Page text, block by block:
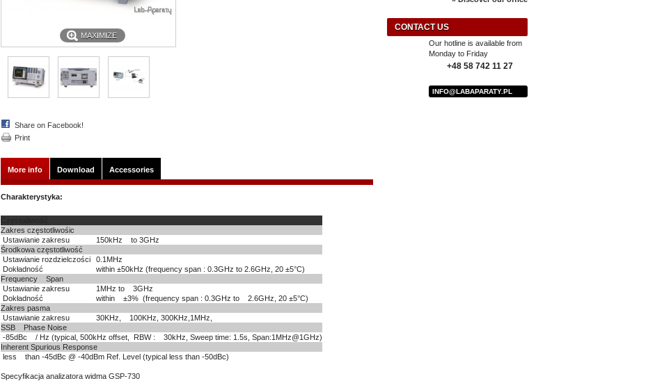
MAXIMIZE
Share on Facebook!
Print
More info Download Accessories
Charakterystyka:
Zakres częstotliwośic
Ustawianie zakresu
150kHz to 3GHz
Środkowa częstotliwość
Ustawianie rozdzielczości
0.1MHz
Dokładność
within ±50kHz (frequency span : 0.3GHz to 2.6GHz, 20 ±5°C)
Frequency Span
Ustawianie zakresu
1MHz to 3GHz
Dokładność
within ±3% (frequency span : 0.3GHz to 2.6GHz, 20 ±5°C)
Zakres pasma
Ustawianie zakresu
30KHz, 100KHz, 300KHz,1MHz,
SSB Phase Noise
-85dBc / Hz (typical, 500kHz offset, RBW : 30kHz, Sweep time: 1.5s, Span:1MHz@1GHz)
Inherent Spurious Response
less than -45dBc @ -40dBm Ref. Level (typical less than -50dBc)
Specyfikacja analizatora widma GSP-730
CONTACT US
Our hotline is available from
Monday to Friday
+48 58 742 11 27
INFO@LABAPARATY.PL